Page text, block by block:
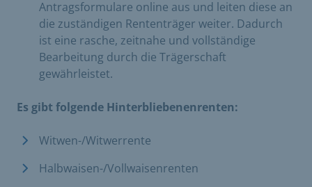
Antragsformulare online aus und leiten diese an
die zuständigen Rententräger weiter. Dadurch
ist eine rasche, zeitnahe und vollständige
Bearbeitung durch die Trägerschaft
gewährleistet.
Es gibt folgende Hinterbliebenenrenten:
Witwen-/Witwerrente
Halbwaisen-/Vollwaisenrenten